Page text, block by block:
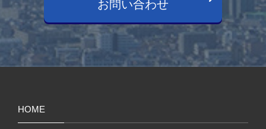
お問い合わせ
HOME